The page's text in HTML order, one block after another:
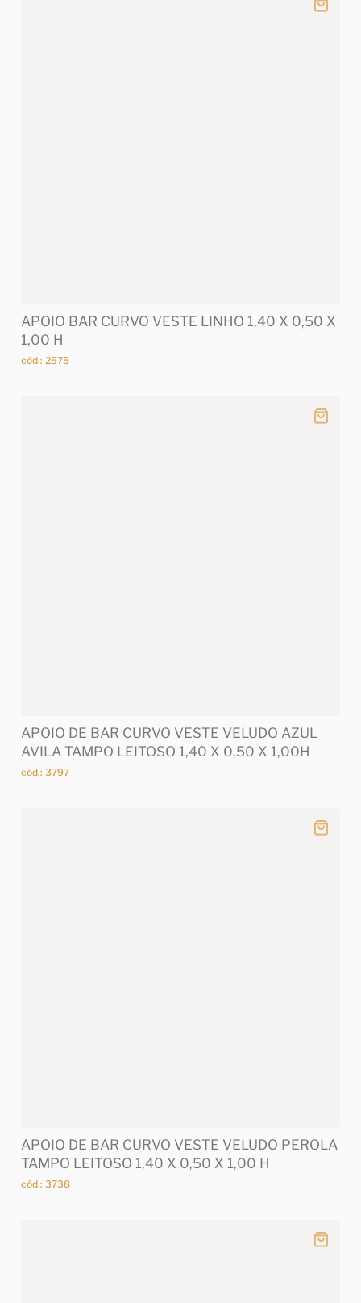
APOIO BAR CURVO VESTE LINHO 1,40 X 0,50 X
1,00 H
cód.: 2575
APOIO DE BAR CURVO VESTE VELUDO AZUL
AVILA TAMPO LEITOSO 1,40 X 0,50 X 1,00H
cód.: 3797
APOIO DE BAR CURVO VESTE VELUDO PEROLA
TAMPO LEITOSO 1,40 X 0,50 X 1,00 H
cód.: 3738